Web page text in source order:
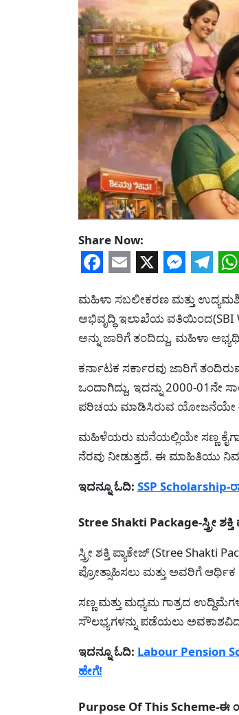
Share Now:
ಮಹಿಳಾ ಸಬಲೀಕರಣ ಮತ್ತು
ಅಭಿವೃದ್ಧಿ ಇಲಾಖೆಯ ವತಿಯಿಂದ(SBI
ಅನ್ನು ಜಾರಿಗೆ ತಂದಿದ್ದು, ಮಹಿಳಾ
ಕರ್ನಾಟಕ ಸರ್ಕಾರವು ಜಾರಿಗೆ
ಒಂದಾಗಿದ್ದು, ಇದನ್ನು 2000-01ನೇ
ಪರಿಚಯ ಮಾಡಿಸಿರುವ ಯೋಜನೆಯೇ ಈ
ಮಹಿಳೆಯರು ಮನೆಯಲ್ಲಿಯೇ ಸಣ್ಣ
ನೆರವು ನೀಡುತ್ತದೆ. ಈ ಮಾಹಿತಿಯು
ಇದನ್ನೂ ಓದಿ: SSP Scholarship-
Stree Shakti Package-ಸ್ತ್ರೀ
ಸ್ತ್ರೀ ಶಕ್ತಿ ಪ್ಯಾಕೇಜ್ (Stree
ಪ್ರೋತ್ಸಾಹಿಸಲು ಮತ್ತು ಅವರಿಗೆ
ಸಣ್ಣ ಮತ್ತು ಮಧ್ಯಮ ಗಾತ್ರದ
ಸೌಲಭ್ಯಗಳನ್ನು ಪಡೆಯಲು
ಇದನ್ನೂ ಓದಿ: Labour Pension
ಹೇಗೆ!
Purpose Of This Scheme-